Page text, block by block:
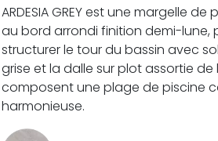
ARDESIA GREY est une margelle
au bord arrondi finition demi-lune,
structurer le tour du bassin avec
grise et la dalle sur plot assortie
composent une plage de piscine
harmonieuse.